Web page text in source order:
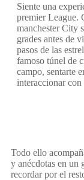
Siente una
premier League.
manchester City
grades antes de
pasos de las
famoso túnel de
campo, sentarte
interaccionar con
Todo ello
y anécdotas en un
recordar por el